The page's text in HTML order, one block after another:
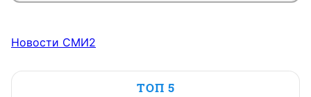
Новости СМИ2
ТОП 5